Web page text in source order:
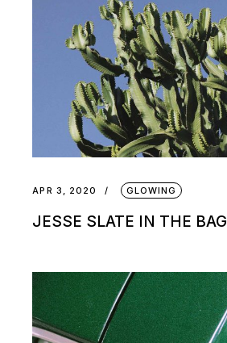
APR 3, 2020 GLOWING
JESSE SLATE IN THE BAG